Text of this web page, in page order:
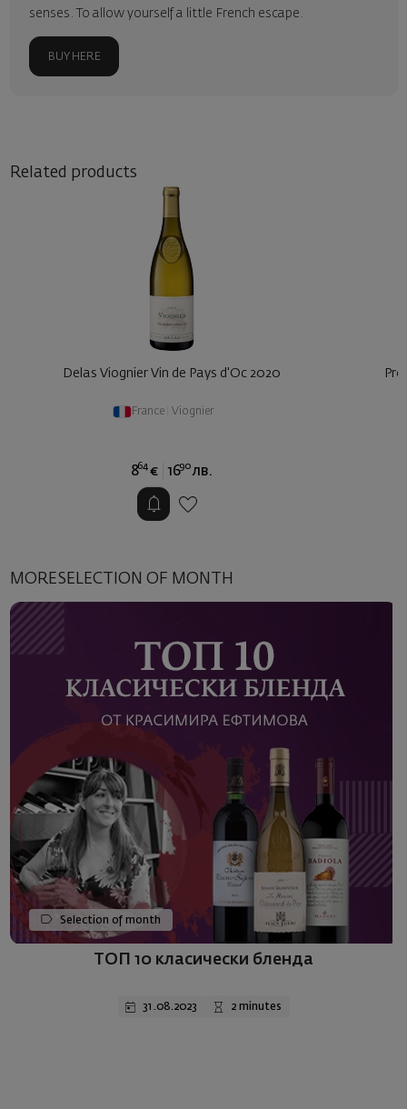
senses. To allow yourself a little French escape.
BUY HERE
Related products
Prosecco Orochiaro Valdobbiadene D.O.C.G.
Italy Glera
2224 € 4350 лв.
MORESELECTION OF MONTH
Selection of month
ТОП 10 класически бленда
31.08.2023 2 minutes